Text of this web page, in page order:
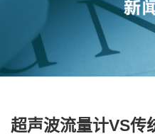
超声波流量计VS传